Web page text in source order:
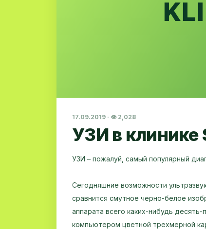
17.09.2019 · 👁 2,028
УЗИ в клинике
УЗИ – пожалуй, самый популярный
Сегодняшние возможности
сравнится смутное черно-белое
аппарата всего каких-нибудь
компьютером цветной трехмерной